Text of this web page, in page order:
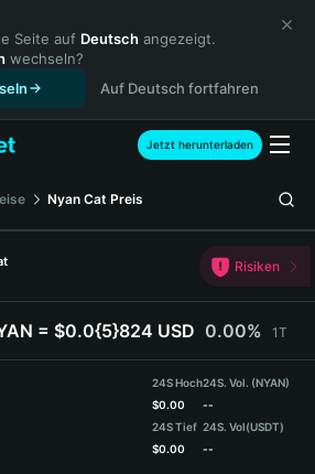
Seite auf Deutsch angezeigt.
wechseln?
Auf Deutsch fortfahren
Jetzt herunterladen
Nyan Cat Preis
Risiken
= $0.0{5}824 USD 0.00% 1T
24S Hoch
$0.00
24S Tief
$0.00
24S. Vol. (NYAN)
--
24S. Vol(USDT)
--